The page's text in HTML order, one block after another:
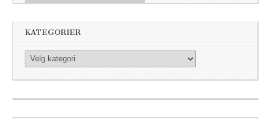
KATEGORIER
Kategorier